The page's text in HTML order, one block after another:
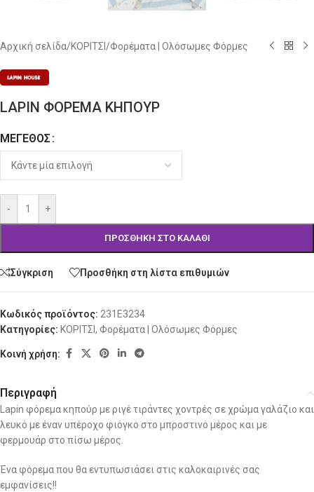
Αρχική σελίδα/ΚΟΡΙΤΣΙ /Φορέματα | Ολόσωμες Φόρμες
LAPIN ΦΟΡΕΜΑ ΚΗΠΟΥΡ
ΜΈΓΕΘΟΣ
- +
ΠΡΟΣΘΉΚΗ ΣΤΟ ΚΑΛΆΘΙ
Alternative:
Σύγκριση Προσθήκη στη λίστα επιθυμιών
Κωδικός προϊόντος: 231E3234
Κατηγορίες: ΚΟΡΙΤΣΙ , Φορέματα | Ολόσωμες Φόρμες
Κοινή χρήση:
Περιγραφή
Lapin φόρεμα κηπούρ με ριγέ τιράντες χοντρές σε χρώμα γαλάζιο και
λευκό με έναν υπέροχο φιόγκο στο μπροστινό μέρος και με
φερμουάρ στο πίσω μέρος.
Ένα φόρεμα που θα εντυπωσιάσει στις καλοκαιρινές σας
εμφανίσεις!!